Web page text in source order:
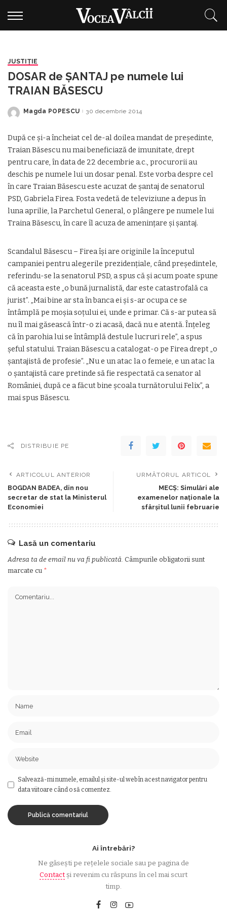
JUSTIȚIE
DOSAR de ŞANTAJ pe numele lui
TRAIAN BĂSESCU
Posted
Magda POPESCU 30 decembrie 2014
După ce şi-a încheiat cel de-al doilea mandat de preşedinte,
Traian Băsescu nu mai beneficiază de imunitate, drept
pentru care, în data de 22 decembrie a.c., procurorii au
deschis pe numele lui un dosar penal. Este vorba despre cel
în care Traian Băsescu este acuzat de şantaj de senatorul
PSD, Gabriela Firea. Fosta vedetă de televiziune a depus în
luna aprilie, la Parchetul General, o plângere pe numele lui
Traina Băsescu, în care îl acuza de ameninţare şi şantaj.
Scandalul Băsescu – Firea îşi are originile la începutul
campaniei pentru alegerile prezidenţiale, când preşedintele,
referindu-se la senatorul PSD, a spus că şi acum poate spune
că aceasta este „o bună jurnalistă, dar este catastrofală ca
jurist”. „Mai bine ar sta în banca ei şi s-ar ocupa ce se
întâmplă pe moşia soţului ei, unde e primar. Că s-ar putea să
nu îl mai găsească într-o zi acasă, dacă nu e atentă. Înţeleg
că în parohia lui se întâmplă destule lucruri rele”, a spus
şeful statului. Traian Băsescu a catalogat-o pe Firea drept „o
şantajistă de profesie”. „Nu e un atac la o femeie, e un atac la
o şantajistă care pretinde să fie respectată ca senator al
României, după ce a făcut bine şcoala turnătorului Felix”, a
mai spus Băsescu.
DISTRIBUIE PE
ARTICOLUL ANTERIOR
BOGDAN BADEA, din nou
secretar de stat la Ministerul
Economiei
URMĂTORUL ARTICOL
MECŞ: Simulări ale
examenelor naţionale la
sfârşitul lunii februarie
Lasă un comentariu
Adresa ta de email nu va fi publicată. Câmpurile obligatorii sunt
marcate cu *
Salvează-mi numele, emailul și site-ul web în acest navigator pentru
data viitoare când o să comentez.
Ai întrebări?
Ne găsești pe rețelele sociale sau pe pagina de
Contactși revenim cu răspuns în cel mai scurt
timp.